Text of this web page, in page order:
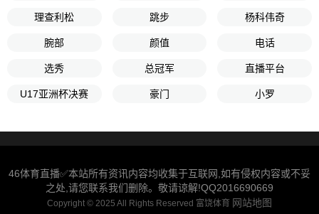
理查利松 跳步 杨科伟奇
腕部 颜值 电话
选秀 总冠军 直播平台
U17亚洲杯决赛 豪门 小罗
46体育直播✅本站所有资讯内容均收集于互联网,如有侵权内容或不妥
之处,请您联系我们删除。敬请谅解!QQ2016690669
Copyright © 2025 All Rights Reserved 富饶体育 网站地图